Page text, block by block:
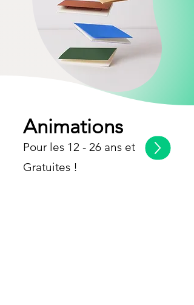
Animations
Pour les 12 - 26 ans et
Gratuites !